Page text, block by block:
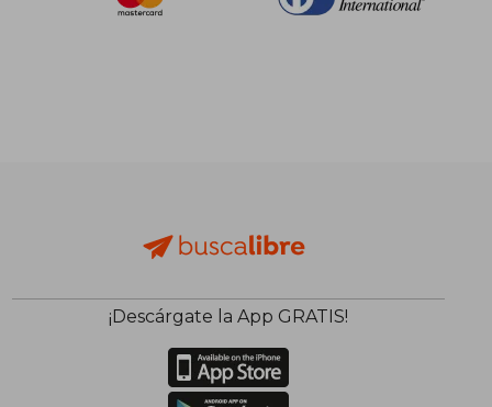
¡Descárgate la App GRATIS!